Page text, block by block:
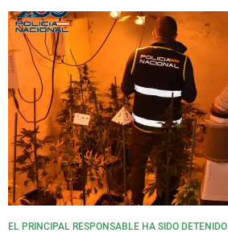
EL PRINCIPAL RESPONSABLE HA SIDO DETENIDO